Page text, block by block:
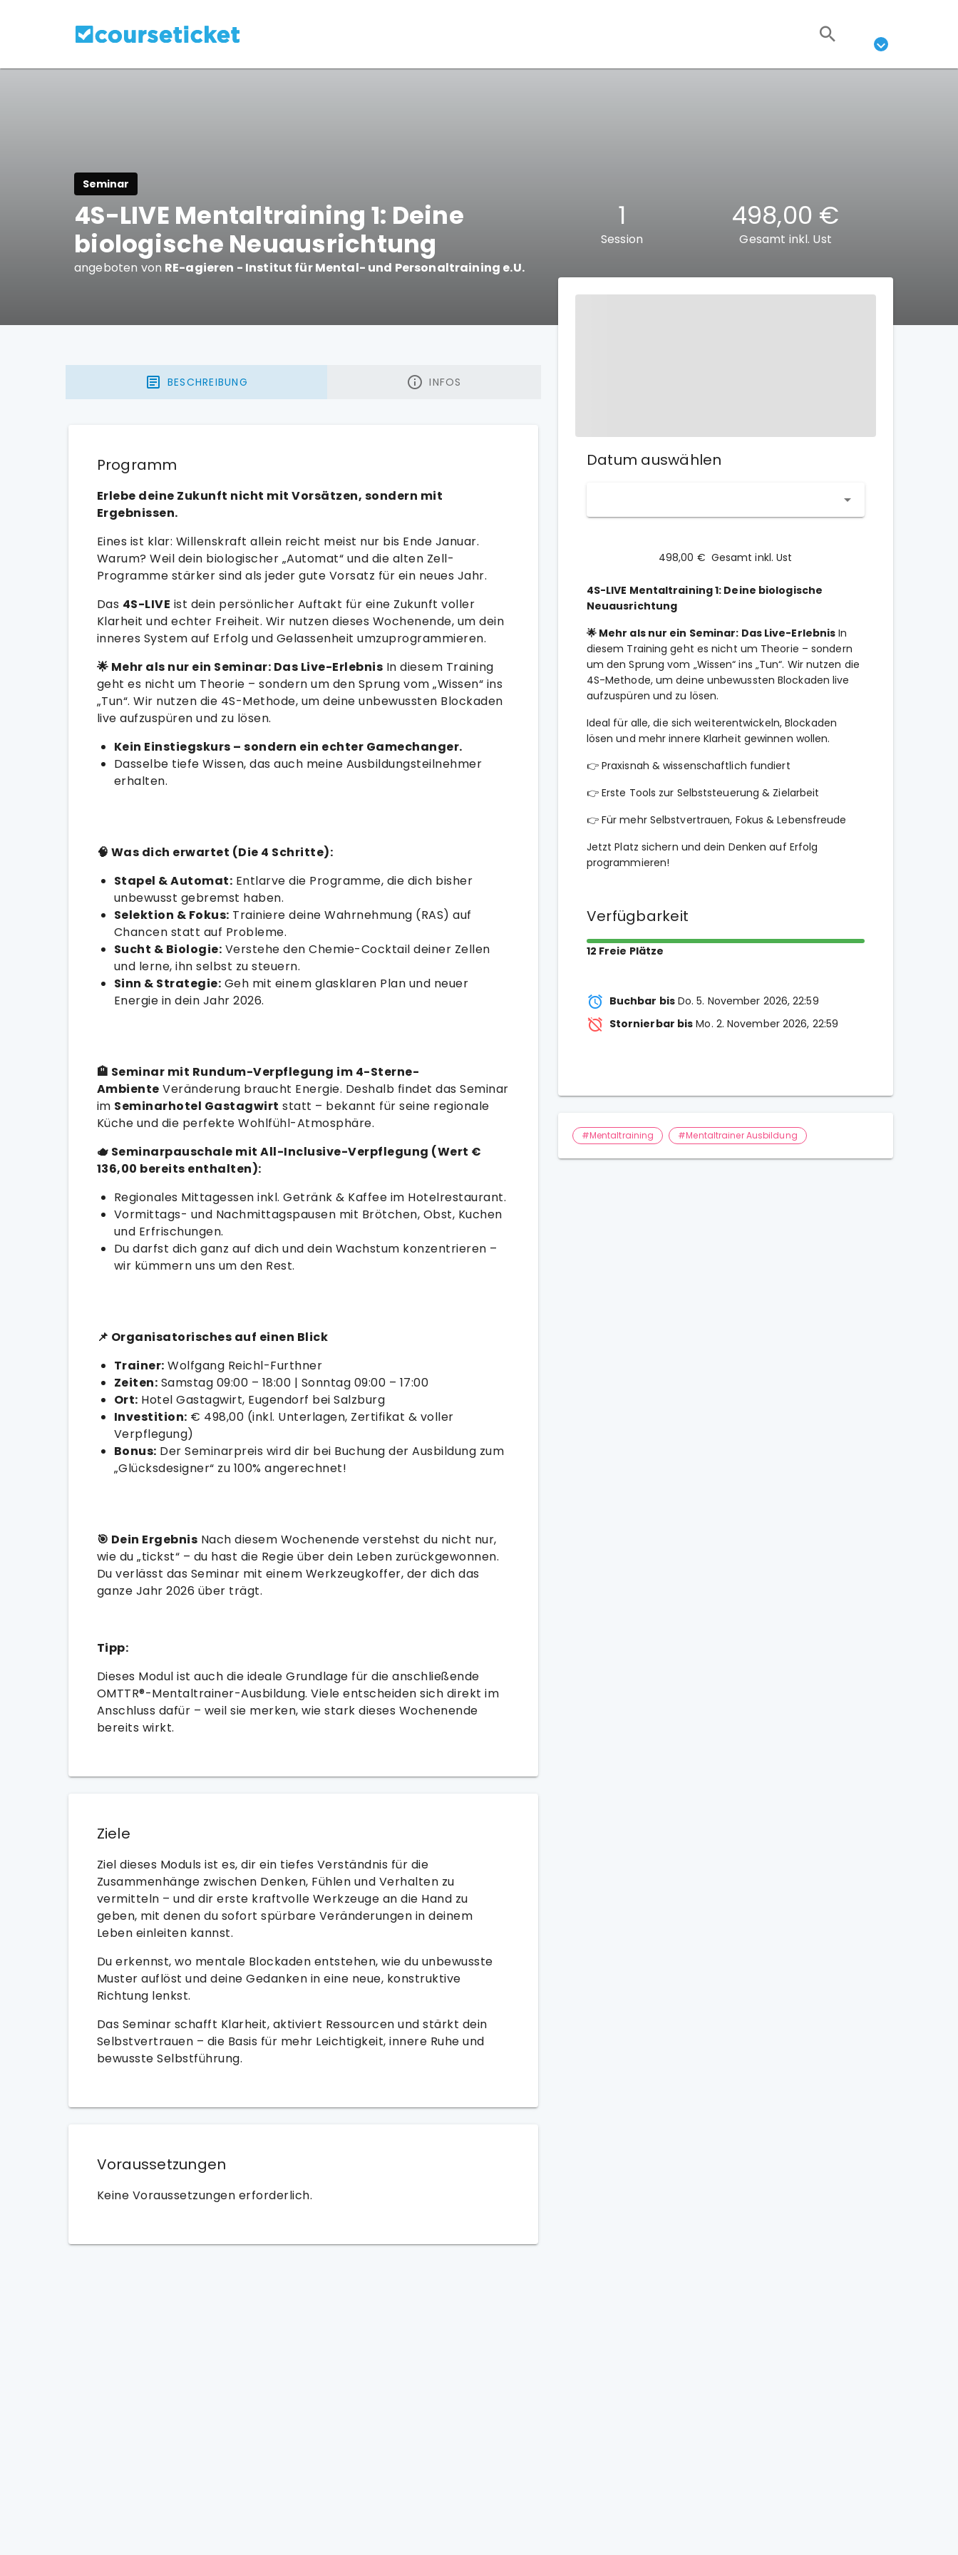
Seminar
4S-LIVE Mentaltraining 1: Deine
biologische Neuausrichtung
angeboten von RE-agieren - Institut für Mental- und Personaltraining e.U.
1
Session
498,00 €
Gesamt inkl. Ust
BESCHREIBUNG INFOS
Programm
Erlebe deine Zukunft nicht mit Vorsätzen, sondern mit
Ergebnissen.
Eines ist klar: Willenskraft allein reicht meist nur bis Ende Januar.
Warum? Weil dein biologischer „Automat“ und die alten Zell-
Programme stärker sind als jeder gute Vorsatz für ein neues Jahr.
Das 4S-LIVE ist dein persönlicher Auftakt für eine Zukunft voller
Klarheit und echter Freiheit. Wir nutzen dieses Wochenende, um dein
inneres System auf Erfolg und Gelassenheit umzuprogrammieren.
🌟 Mehr als nur ein Seminar: Das Live-Erlebnis In diesem Training
geht es nicht um Theorie – sondern um den Sprung vom „Wissen“ ins
„Tun“. Wir nutzen die 4S-Methode, um deine unbewussten Blockaden
live aufzuspüren und zu lösen.
Kein Einstiegskurs – sondern ein echter Gamechanger.
Dasselbe tiefe Wissen, das auch meine Ausbildungsteilnehmer
erhalten.
🧠 Was dich erwartet (Die 4 Schritte):
Stapel & Automat: Entlarve die Programme, die dich bisher
unbewusst gebremst haben.
Selektion & Fokus: Trainiere deine Wahrnehmung (RAS) auf
Chancen statt auf Probleme.
Sucht & Biologie: Verstehe den Chemie-Cocktail deiner Zellen
und lerne, ihn selbst zu steuern.
Sinn & Strategie: Geh mit einem glasklaren Plan und neuer
Energie in dein Jahr 2026.
🏨 Seminar mit Rundum-Verpflegung im 4-Sterne-
Ambiente Veränderung braucht Energie. Deshalb findet das Seminar
im Seminarhotel Gastagwirt statt – bekannt für seine regionale
Küche und die perfekte Wohlfühl-Atmosphäre.
🫖 Seminarpauschale mit All-Inclusive-Verpflegung (Wert €
136,00 bereits enthalten):
Regionales Mittagessen inkl. Getränk & Kaffee im Hotelrestaurant.
Vormittags- und Nachmittagspausen mit Brötchen, Obst, Kuchen
und Erfrischungen.
Du darfst dich ganz auf dich und dein Wachstum konzentrieren –
wir kümmern uns um den Rest.
📌 Organisatorisches auf einen Blick
Trainer: Wolfgang Reichl-Furthner
Zeiten: Samstag 09:00 – 18:00 | Sonntag 09:00 – 17:00
Ort: Hotel Gastagwirt, Eugendorf bei Salzburg
Investition: € 498,00 (inkl. Unterlagen, Zertifikat & voller
Verpflegung)
Bonus: Der Seminarpreis wird dir bei Buchung der Ausbildung zum
„Glücksdesigner“ zu 100% angerechnet!
🎯 Dein Ergebnis Nach diesem Wochenende verstehst du nicht nur,
wie du „tickst“ – du hast die Regie über dein Leben zurückgewonnen.
Du verlässt das Seminar mit einem Werkzeugkoffer, der dich das
ganze Jahr 2026 über trägt.
Tipp:
Dieses Modul ist auch die ideale Grundlage für die anschließende
OMTTR®-Mentaltrainer-Ausbildung. Viele entscheiden sich direkt im
Anschluss dafür – weil sie merken, wie stark dieses Wochenende
bereits wirkt.
Ziele
Ziel dieses Moduls ist es, dir ein tiefes Verständnis für die
Zusammenhänge zwischen Denken, Fühlen und Verhalten zu
vermitteln – und dir erste kraftvolle Werkzeuge an die Hand zu
geben, mit denen du sofort spürbare Veränderungen in deinem
Leben einleiten kannst.
Du erkennst, wo mentale Blockaden entstehen, wie du unbewusste
Muster auflöst und deine Gedanken in eine neue, konstruktive
Richtung lenkst.
Das Seminar schafft Klarheit, aktiviert Ressourcen und stärkt dein
Selbstvertrauen – die Basis für mehr Leichtigkeit, innere Ruhe und
bewusste Selbstführung.
Voraussetzungen
Keine Voraussetzungen erforderlich.
Datum auswählen
498,00 € Gesamt inkl. Ust
4S-LIVE Mentaltraining 1: Deine biologische
Neuausrichtung
🌟 Mehr als nur ein Seminar: Das Live-Erlebnis In
diesem Training geht es nicht um Theorie – sondern
um den Sprung vom „Wissen“ ins „Tun“. Wir nutzen die
4S-Methode, um deine unbewussten Blockaden live
aufzuspüren und zu lösen.
Ideal für alle, die sich weiterentwickeln, Blockaden
lösen und mehr innere Klarheit gewinnen wollen.
👉 Praxisnah & wissenschaftlich fundiert
👉 Erste Tools zur Selbststeuerung & Zielarbeit
👉 Für mehr Selbstvertrauen, Fokus & Lebensfreude
Jetzt Platz sichern und dein Denken auf Erfolg
programmieren!
Verfügbarkeit
12 Freie Plätze
Buchbar bisDo. 5. November 2026, 22:59
Stornierbar bis Mo. 2. November 2026, 22:59
#Mentaltraining #Mentaltrainer Ausbildung